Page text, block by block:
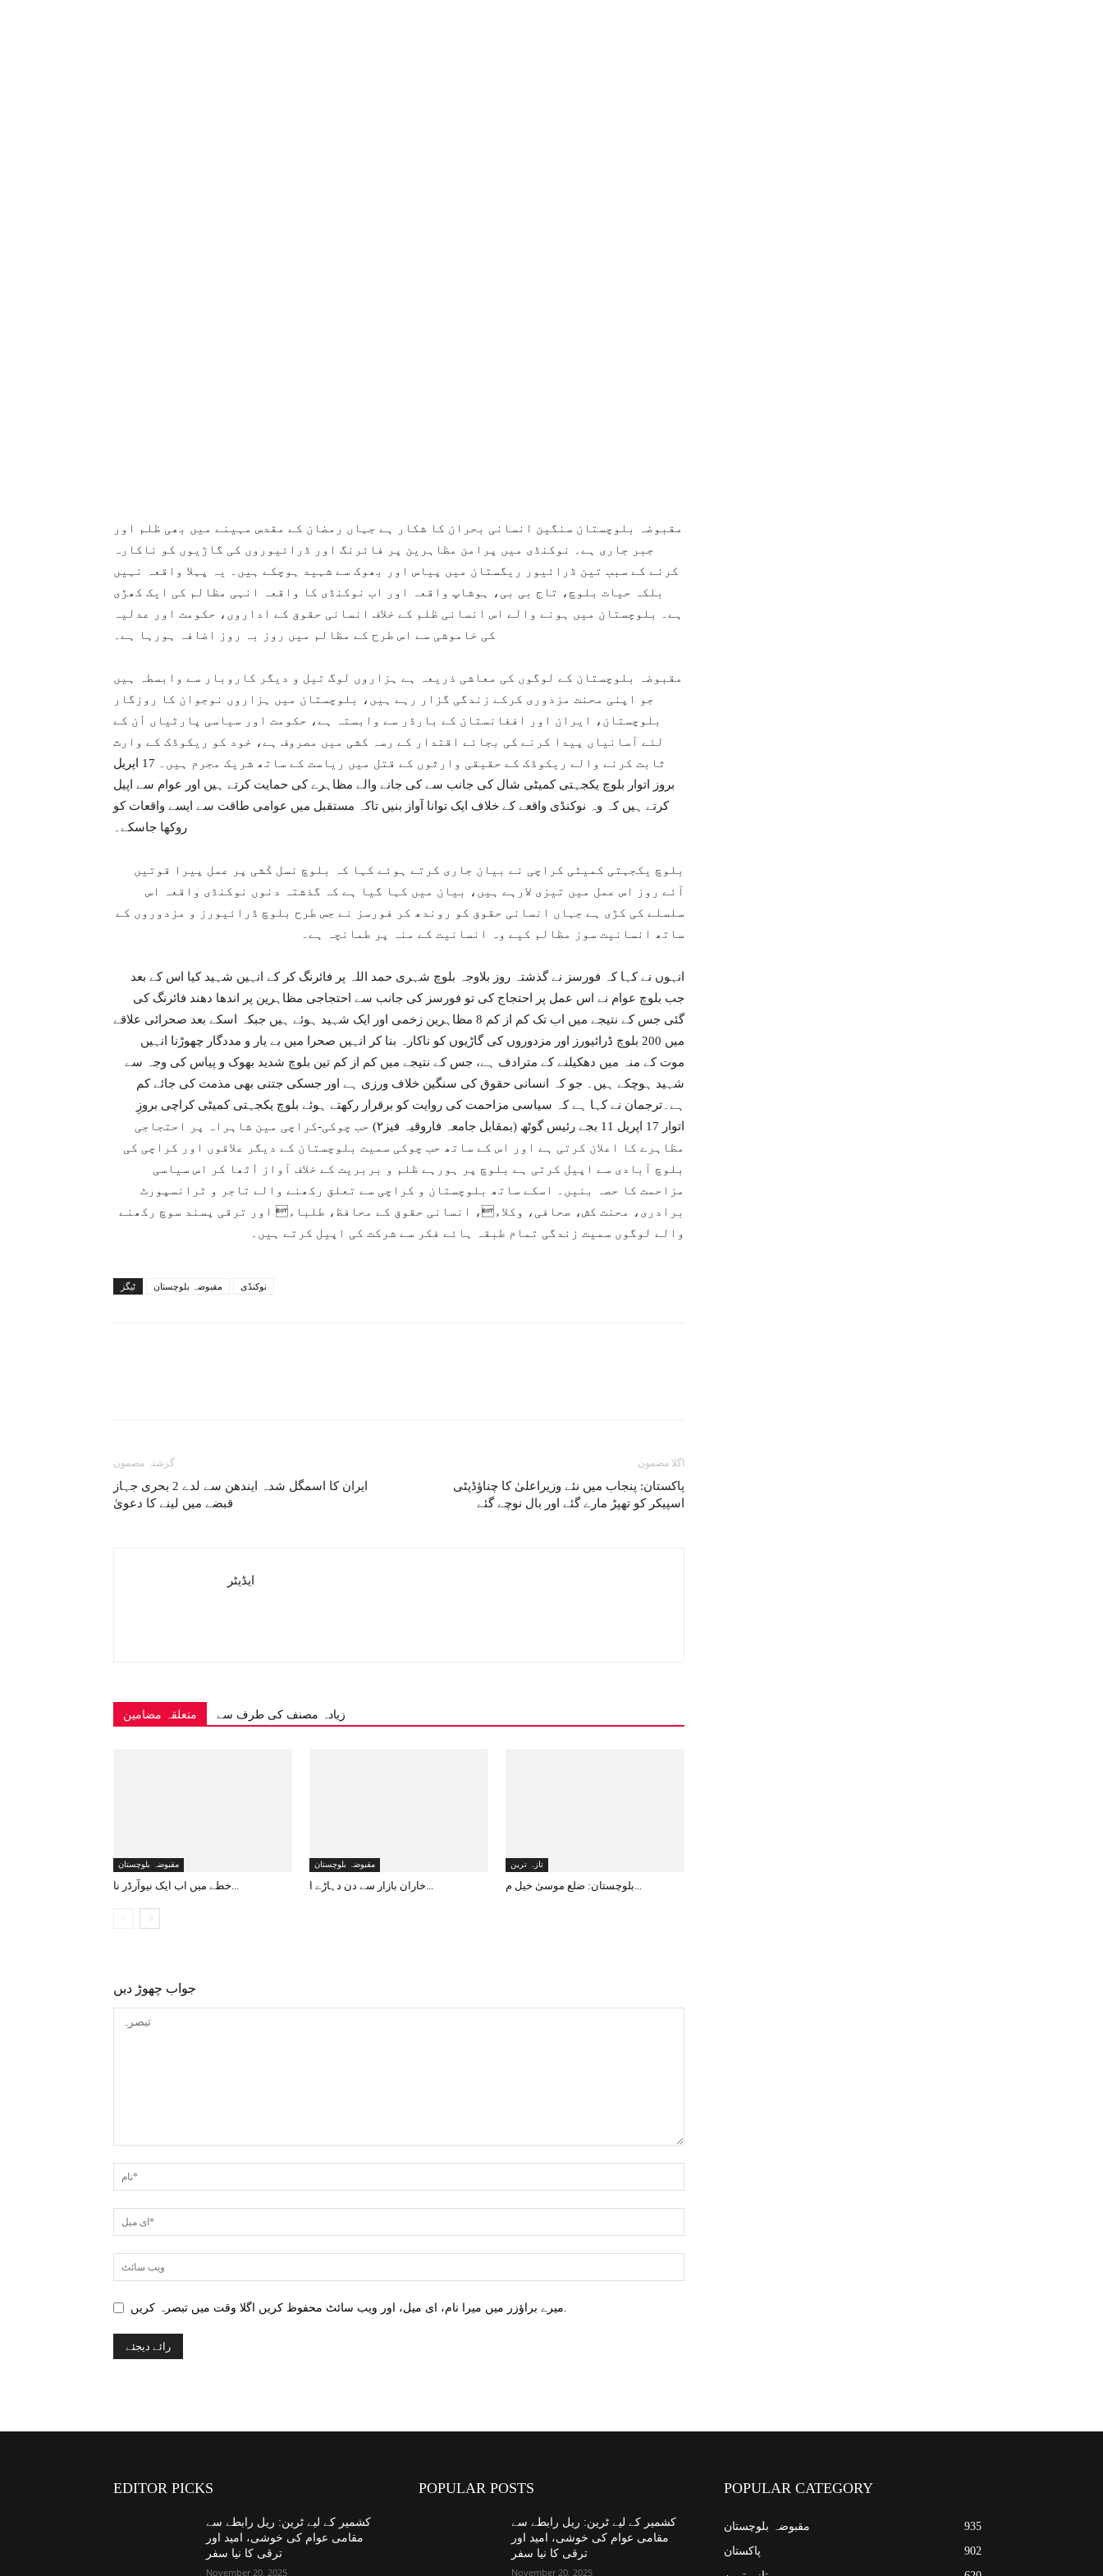
مقبوضہ بلوچستان سنگین انسانی بحران کا شکار ہے جہاں رمضان کے مقدس مہینے میں بھی ظلم اور
جبر جاری ہے۔ نوکنڈی میں پرامن مظاہرین پر فائرنگ اور ڈرائیوروں کی گاڑیوں کو ناکارہ
کرنے کے سبب تین ڈرائیور ریگستان میں پیاس اور بھوک سے شہید ہوچکے ہیں۔ یہ پہلا واقعہ نہیں
بلکہ حیات بلوچ، تاج بی بی، ہوشاپ واقعہ اور اب نوکنڈی کا واقعہ انہی مظالم کی ایک کھڑی
ہے۔ بلوچستان میں ہونے والے اس انسانی ظلم کے خلاف انسانی حقوق کے اداروں، حکومت اور عدلیہ
کی خاموشی سے اس طرح کے مظالم میں روز بہ روز اضافہ ہورہا ہے۔
مقبوضہ بلوچستان کے لوگوں کی معاشی ذریعہ ہے ہزاروں لوگ تیل و دیگر کاروبار سے وابسطہ ہیں
جو اپنی محنت مزدوری کرکے زندگی گزار رہے ہیں، بلوچستان میں ہزاروں نوجوان کا روزگار
بلوچستان، ایران اور افغانستان کے بارڈر سے وابستہ ہے، حکومت اور سیاسی پارٹیاں اْن کے
لئے آسانیاں پیدا کرنے کی بجائے اقتدار کے رسہ کشی میں مصروف ہے، خود کو ریکوڈک کے وارث
ثابت کرنے والے ریکوڈک کے حقیقی وارثوں کے قتل میں ریاست کے ساتھ شریک مجرم ہیں۔ 17 اپریل
بروز اتوار بلوچ یکجہتی کمیٹی شال کی جانب سے کی جانے والے مظاہرے کی حمایت کرتے ہیں اور عوام سے اپیل
کرتے ہیں کہ وہ نوکنڈی واقعے کے خلاف ایک توانا آواز بنیں تاکہ مستقبل میں عوامی طاقت سے ایسے واقعات کو
روکھا جاسکے۔
بلوچ یکجہتی کمیٹی کراچی نے بیان جاری کرتے ہوئے کہا کہ بلوچ نسل کْشی پر عمل پیرا قوتیں
آئے روز اس عمل میں تیزی لارہے ہیں، بیان میں کہا گیا ہے کہ گذشتہ دنوں نوکنڈی واقعہ اس
سلسلے کی کڑی ہے جہاں انسانی حقوق کو روندھ کر فورسز نے جس طرح بلوچ ڈرائیورز و مزدوروں کے
ساتھ انسانیت سوز مظالم کیے وہ انسانیت کے منہ پر طمانچہ ہے۔
انہوں نے کہا کہ فورسز نے گذشتہ روز بلاوجہ بلوچ شہری حمد اللہ پر فائرنگ کر کے انہیں شہید کیا اس کے بعد
جب بلوچ عوام نے اس عمل پر احتجاج کی تو فورسز کی جانب سے احتجاجی مظاہرین پر اندھا دھند فائرنگ کی
گئی جس کے نتیجے میں اب تک کم از کم 8 مظاہرین زخمی اور ایک شہید ہوئے ہیں جبکہ اسکے بعد صحرائی علاقے
میں 200 بلوچ ڈرائیورز اور مزدوروں کی گاڑیوں کو ناکارہ بنا کر انہیں صحرا میں بے یار و مددگار چھوڑنا انہیں
موت کے منہ میں دھکیلنے کے مترادف ہے، جس کے نتیجے میں کم از کم تین بلوچ شدید بھوک و پیاس کی وجہ سے
شہید ہوچکے ہیں۔ جو کہ انسانی حقوق کی سنگین خلاف ورزی ہے اور جسکی جتنی بھی مذمت کی جائے کم
ہے۔ترجمان نے کہا ہے کہ سیاسی مزاحمت کی روایت کو برقرار رکھتے ہوئے بلوچ یکجہتی کمیٹی کراچی بروزِ
اتوار 17 اپریل 11 بجے رئیس گوٹھ (بمقابل جامعہ فاروقیہ فیز۲) حب چوکی-کراچی مین شاہراہ پر احتجاجی
مظاہرے کا اعلان کرتی ہے اور اس کے ساتھ حب چوکی سمیت بلوچستان کے دیگر علاقوں اور کراچی کی
بلوچ آبادی سے اپیل کرتی ہے بلوچ پر ہورہے ظلم و بربریت کے خلاف آواز اْٹھا کر اس سیاسی
مزاحمت کا حصہ بنیں۔ اسکے ساتھ بلوچستان و کراچی سے تعلق رکھنے والے تاجر و ٹرانسپورٹ
برادری، محنت کش، صحافی، وکلاء، انسانی حقوق کے محافظ، طلباء اور ترقی پسند سوچ رکھنے
والے لوگوں سمیت زندگی تمام طبقہ ہائے فکر سے شرکت کی اپیل کرتے ہیں۔
ٹیگز مقبوضہ بلوچستان نوکنڈی
گزشتہ مضمون
ایران کا اسمگل شدہ ایندھن سے لدے 2 بحری جہاز
قبضے میں لینے کا دعویٰ
اگلا مضمون
پاکستان: پنجاب میں نئے وزیراعلیٰ کا چناؤڈپٹی
اسپیکر کو تھپڑ مارے گئے اور بال نوچے گئے
ایڈیٹر
متعلقہ مضامین زیادہ مصنف کی طرف سے
مقبوضہ بلوچستان
خطے میں اب ایک نیوآرڈر نا...
مقبوضہ بلوچستان
خاران بازار سے دن دہاڑے ا...
تازہ ترین
بلوچستان: ضلع موسیٰ خیل م...
جواب چھوڑ دیں
میرے براؤزر میں میرا نام، ای میل، اور ویب سائٹ محفوظ کریں اگلا وقت میں تبصرہ کریں.
EDITOR PICKS
کشمیر کے لیے ٹرین: ریل رابطے سے
مقامی عوام کی خوشی، امید اور
ترقی کا نیا سفر
November 20, 2025
POPULAR POSTS
کشمیر کے لیے ٹرین: ریل رابطے سے
مقامی عوام کی خوشی، امید اور
ترقی کا نیا سفر
November 20, 2025
POPULAR CATEGORY
مقبوضہ بلوچستان
935
پاکستان
902